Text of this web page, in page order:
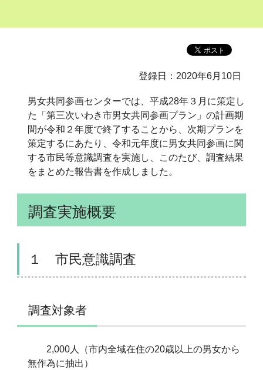
登録日：2020年6月10日
男女共同参画センターでは、平成28年３月に策定し
た「第三次いわき市男女共同参画プラン」の計画期
間が令和２年度で終了することから、次期プランを
策定するにあたり、令和元年度に男女共同参画に関
する市民等意識調査を実施し、このたび、調査結果
をまとめた報告書を作成しました。
調査実施概要
１ 市民意識調査
調査対象者
2,000人（市内全域在住の20歳以上の男女から
無作為に抽出）